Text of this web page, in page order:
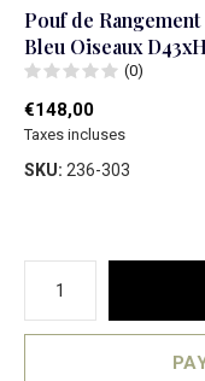
Pouf de
Bleu Oiseaux
(0)
€148,00
Taxes incluses
SKU: 236-303